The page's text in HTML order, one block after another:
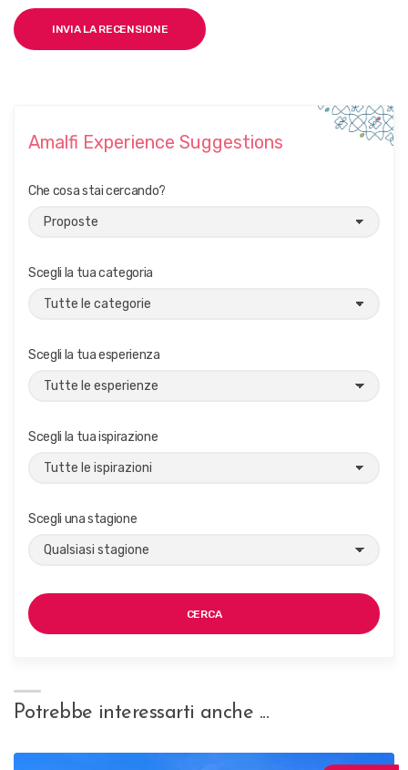
Amalfi Experience Suggestions
Che cosa stai cercando?
Scegli la tua categoria
Scegli la tua esperienza
Scegli la tua ispirazione
Scegli una stagione
CERCA
Potrebbe interessarti anche ...